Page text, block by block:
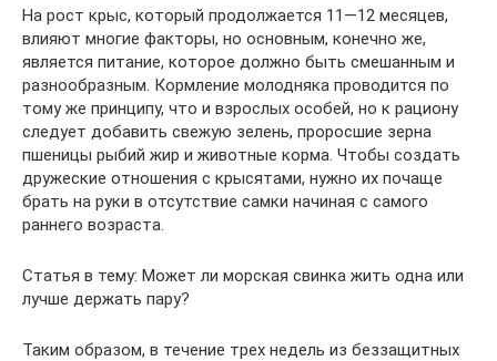
На рост крыс, который продолжается 11—12 месяцев,
влияют многие факторы, но основным, конечно же,
является питание, которое должно быть смешанным и
разнообразным. Кормление молодняка проводится по
тому же принципу, что и взрослых особей, но к рациону
следует добавить свежую зелень, проросшие зерна
пшеницы рыбий жир и животные корма. Чтобы создать
дружеские отношения с крысятами, нужно их почаще
брать на руки в отсутствие самки начиная с самого
раннего возраста.
Статья в тему: Может ли морская свинка жить одна или
лучше держать пару?
Таким образом, в течение трех недель из беззащитных